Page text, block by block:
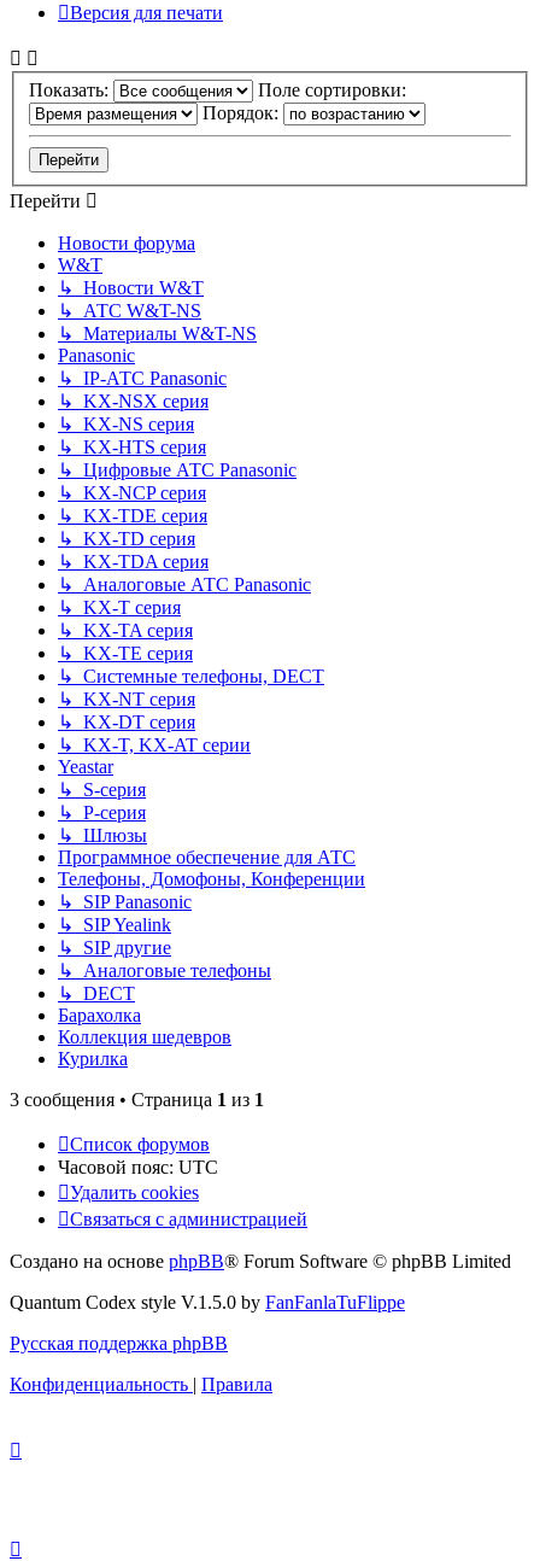
Версия для печати
Показать:
Поле сортировки:
Порядок:
Перейти
Новости форума
W&T
↳ Новости W&T
↳ АТС W&T-NS
↳ Материалы W&T-NS
Panasonic
↳ IP-АТС Panasonic
↳ KX-NSX серия
↳ KX-NS серия
↳ KX-HTS серия
↳ Цифровые АТС Panasonic
↳ KX-NCP серия
↳ KX-TDE серия
↳ KX-TD серия
↳ KX-TDA серия
↳ Аналоговые АТС Panasonic
↳ KX-T серия
↳ KX-TA серия
↳ KX-TE серия
↳ Системные телефоны, DECT
↳ KX-NT серия
↳ KX-DT серия
↳ KX-T, KX-AT серии
Yeastar
↳ S-серия
↳ P-серия
↳ Шлюзы
Программное обеспечение для АТС
Телефоны, Домофоны, Конференции
↳ SIP Panasonic
↳ SIP Yealink
↳ SIP другие
↳ Аналоговые телефоны
↳ DECT
Барахолка
Коллекция шедевров
Курилка
3 сообщения • Страница 1 из 1
Список форумов
Часовой пояс: UTC
Удалить cookies
Связаться с администрацией
Создано на основе phpBB® Forum Software © phpBB Limited
Quantum Codex style V.1.5.0 by FanFanlaTuFlippe
Русская поддержка phpBB
Конфиденциальность | Правила